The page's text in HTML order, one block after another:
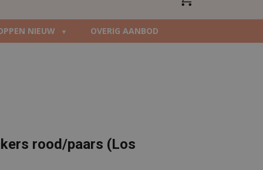
NIEUW OVERIG AANBOD
rood/paars (Los